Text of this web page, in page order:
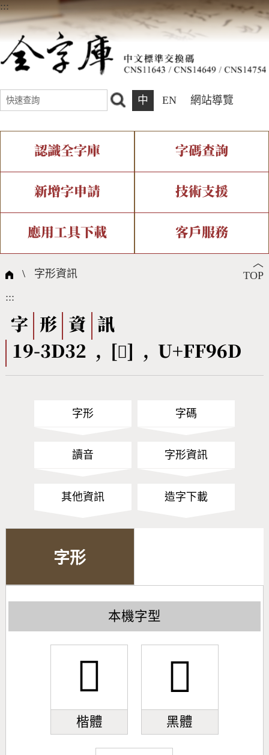
:::
中 EN 網站導覽
認識全字庫
全字庫介紹 全字庫現況
中文碼介紹 專有名詞介紹
國際字碼相關組織
字碼查詢
IDS查詢 部件查詢
複合查詢 注音查詢
筆畫查詢
筆順序查詢
CNS查詢 Unicode查詢
新增字申請
新字申請處理流程
技術支援
字形即時顯示 造字解決方案
全字庫授權 轉碼Web Service
應用工具下載
個人電腦造字處理工具
字形下載
客戶服務
問題集
熱門查詢統計
︿
TOP
\ 字形資訊
:::
字 形 資
訊
19-3D32 , [󿥭] , U+FF96D
字形 字碼
讀音 字形資訊
其他資訊 造字下載
字形
本機字型
󿥭
楷體
󿥭
黑體